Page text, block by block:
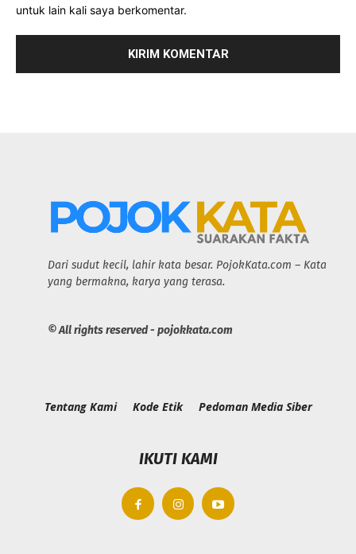
untuk lain kali saya berkomentar.
Dari sudut kecil, lahir kata besar. PojokKata.com – Kata
yang bermakna, karya yang terasa.
© All rights reserved - pojokkata.com
Tentang Kami Kode Etik Pedoman Media Siber
IKUTI KAMI